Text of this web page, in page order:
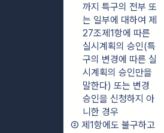
까지 특구의 전부 또
는 일부에 대하여 제
27조제1항에 따른
실시계획의 승인(특
구의 변경에 따른 실
시계획의 승인만을
말한다) 또는 변경
승인을 신청하지 아
니한 경우
② 제1항에도 불구하고